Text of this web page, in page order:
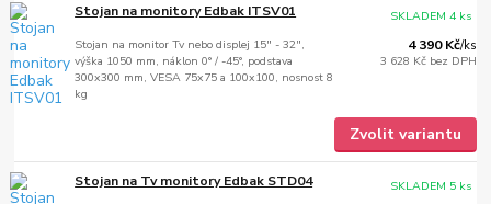
Stojan na monitory Edbak ITSV01
Stojan na monitor Tv nebo displej 15" - 32",
výška 1050 mm, náklon 0° / -45°, podstava
300x300 mm, VESA 75x75 a 100x100, nosnost 8
kg
4 390 Kč/ks
3 628 Kč bez DPH
SKLADEM 4 ks
Zvolit variantu
Stojan na Tv monitory Edbak STD04 SKLADEM 5 ks